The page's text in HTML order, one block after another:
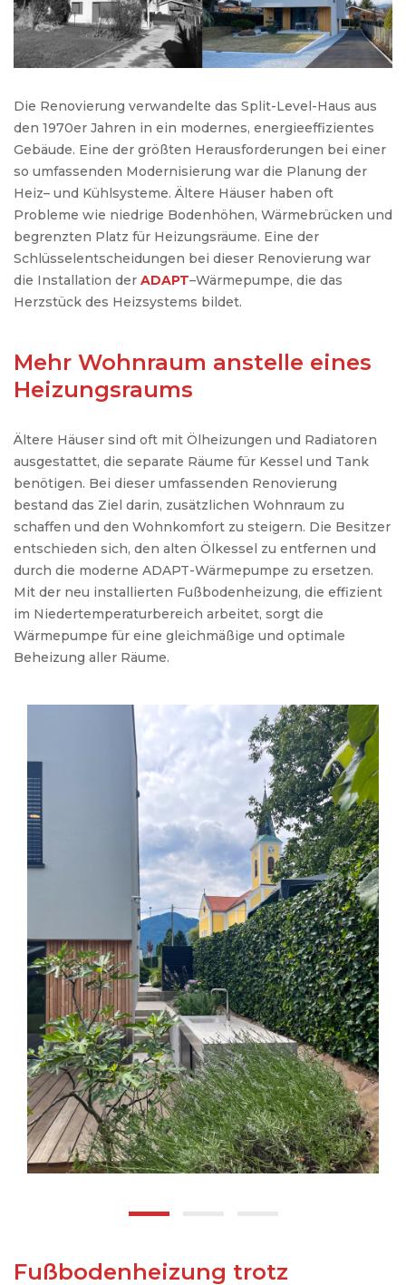
Die Renovierung verwandelte das Split-Level-Haus aus
den 1970er Jahren in ein modernes, energieeffizientes
Gebäude. Eine der größten Herausforderungen bei einer
so umfassenden Modernisierung war die Planung der
Heiz– und Kühlsysteme.Ältere Häuser haben oft
Probleme wie niedrige Bodenhöhen, Wärmebrücken und
begrenzten Platz für Heizungsräume. Eine der
Schlüsselentscheidungen bei dieser Renovierung war
die Installation der ADAPT–Wärmepumpe, die das
Herzstück des Heizsystems bildet.
Mehr Wohnraum anstelle eines
Heizungsraums
Ältere Häuser sind oft mit Ölheizungen und Radiatoren
ausgestattet, die separate Räume für Kessel und Tank
benötigen. Bei dieser umfassenden Renovierung
bestand das Ziel darin, zusätzlichen Wohnraum zu
schaffen und den Wohnkomfort zu steigern. Die Besitzer
entschieden sich, den alten Ölkessel zu entfernen und
durch die moderne ADAPT-Wärmepumpe zu ersetzen.
Mit der neu installierten Fußbodenheizung, die effizient
im Niedertemperaturbereich arbeitet, sorgt die
Wärmepumpe für eine gleichmäßige und optimale
Beheizung aller Räume.
Fußbodenheizung trotz